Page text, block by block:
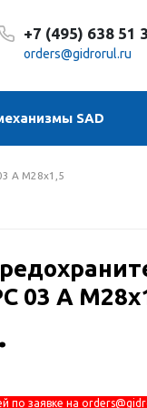
+7 (495) 638 51
orders@gidrorul.ru
С 8:30 до 17:30
SAD
A M28x1,5
03 A
по заявке на